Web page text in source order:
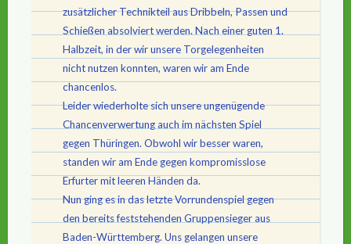
zusätzlicher Technikteil aus Dribbeln, Passen und
Schießen absolviert werden. Nach einer guten 1.
Halbzeit, in der wir unsere Torgelegenheiten
nicht nutzen konnten, waren wir am Ende
chancenlos.
Leider wiederholte sich unsere ungenügende
Chancenverwertung auch im nächsten Spiel
gegen Thüringen. Obwohl wir besser waren,
standen wir am Ende gegen kompromisslose
Erfurter mit leeren Händen da.
Nun ging es in das letzte Vorrundenspiel gegen
den bereits feststehenden Gruppensieger aus
Baden-Württemberg. Uns gelangen unsere